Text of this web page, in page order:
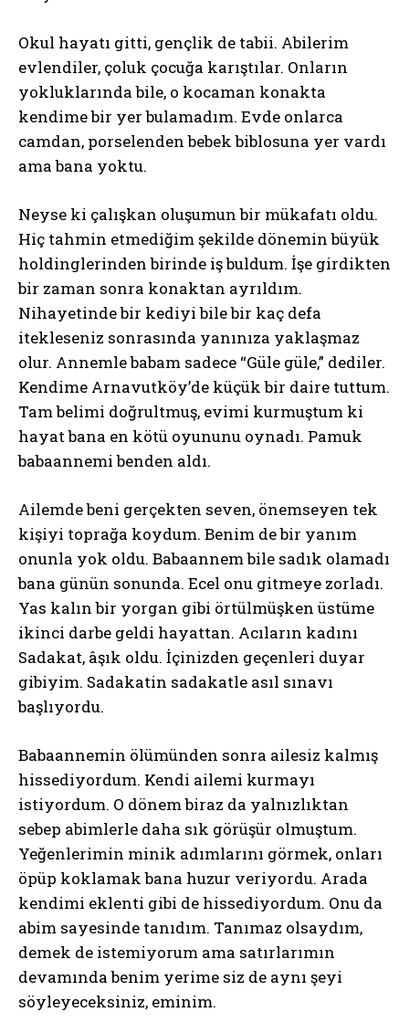
Okul hayatı gitti, gençlik de tabii. Abilerim
evlendiler, çoluk çocuğa karıştılar. Onların
yokluklarında bile, o kocaman konakta
kendime bir yer bulamadım. Evde onlarca
camdan, porselenden bebek biblosuna yer vardı
ama bana yoktu.
Neyse ki çalışkan oluşumun bir mükafatı oldu.
Hiç tahmin etmediğim şekilde dönemin büyük
holdinglerinden birinde iş buldum. İşe girdikten
bir zaman sonra konaktan ayrıldım.
Nihayetinde bir kediyi bile bir kaç defa
itekleseniz sonrasında yanınıza yaklaşmaz
olur. Annemle babam sadece “Güle güle,” dediler.
Kendime Arnavutköy’de küçük bir daire tuttum.
Tam belimi doğrultmuş, evimi kurmuştum ki
hayat bana en kötü oyununu oynadı. Pamuk
babaannemi benden aldı.
Ailemde beni gerçekten seven, önemseyen tek
kişiyi toprağa koydum. Benim de bir yanım
onunla yok oldu. Babaannem bile sadık olamadı
bana günün sonunda. Ecel onu gitmeye zorladı.
Yas kalın bir yorgan gibi örtülmüşken üstüme
ikinci darbe geldi hayattan. Acıların kadını
Sadakat, âşık oldu. İçinizden geçenleri duyar
gibiyim. Sadakatin sadakatle asıl sınavı
başlıyordu.
Babaannemin ölümünden sonra ailesiz kalmış
hissediyordum. Kendi ailemi kurmayı
istiyordum. O dönem biraz da yalnızlıktan
sebep abimlerle daha sık görüşür olmuştum.
Yeğenlerimin minik adımlarını görmek, onları
öpüp koklamak bana huzur veriyordu. Arada
kendimi eklenti gibi de hissediyordum. Onu da
abim sayesinde tanıdım. Tanımaz olsaydım,
demek de istemiyorum ama satırlarımın
devamında benim yerime siz de aynı şeyi
söyleyeceksiniz, eminim.